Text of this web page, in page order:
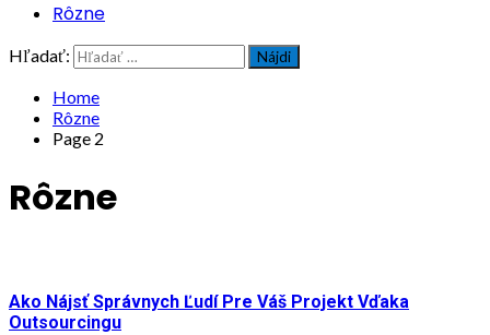
Rôzne
Hľadať:
Home
Rôzne
Page 2
Rôzne
Ako Nájsť Správnych Ľudí Pre Váš Projekt Vďaka
Outsourcingu